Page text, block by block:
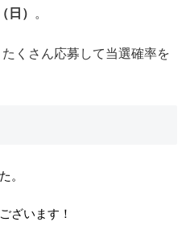
日） 。
くさん応募して当選確率を
。
ざいます！